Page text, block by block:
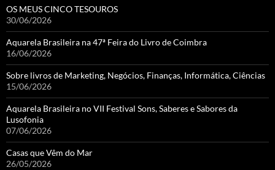
OS MEUS CINCO TESOUROS
30/06/2026
Aquarela Brasileira na 47ª Feira do Livro de Coimbra
16/06/2026
Sobre livros de Marketing, Negócios, Finanças, Informática, Ciências
15/06/2026
Aquarela Brasileira no VII Festival Sons, Saberes e Sabores da
Lusofonia
07/06/2026
Casas que Vêm do Mar
26/05/2026